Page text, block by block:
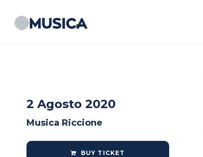
2 Agosto 2020
Musica Riccione
BUY TICKET